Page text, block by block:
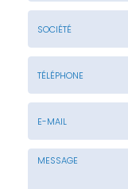
Nom
Prénom
Société
Téléphone
E-